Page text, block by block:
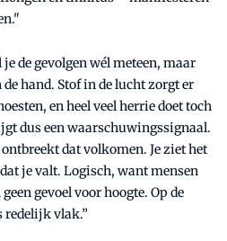
de gevolgen wél meteen, maar
hand. Stof in de lucht zorgt er
en heel veel herrie doet toch
dus een waarschuwingssignaal.
dat volkomen. Je ziet het
je valt. Logisch, want mensen
gevoel voor hoogte. Op de
redelijk vlak.”